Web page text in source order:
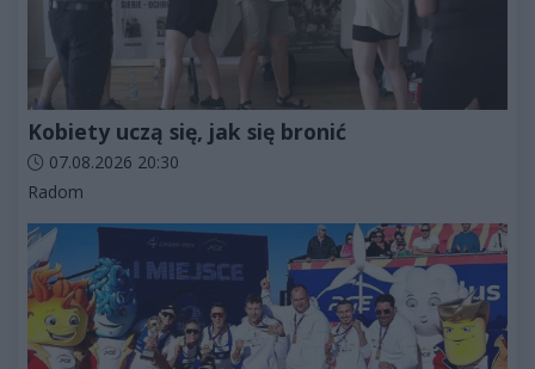
Kobiety uczą się, jak się bronić
Data dodania artykułu:
07.08.2026 20:30
Kategorie artykułu:
Radom